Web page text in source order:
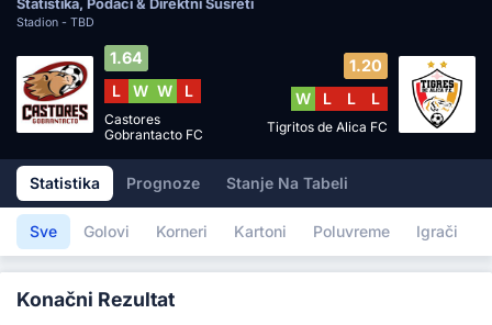
Statistika, Podaci & Direktni Susreti
Stadion - TBD
1.64
L
W W L
Castores
Gobrantacto FC
1.20
W
L L L
Tigritos de Alica FC
Statistika Prognoze Stanje Na Tabeli
Sve Golovi Korneri Kartoni Poluvreme Igrači
Konačni Rezultat